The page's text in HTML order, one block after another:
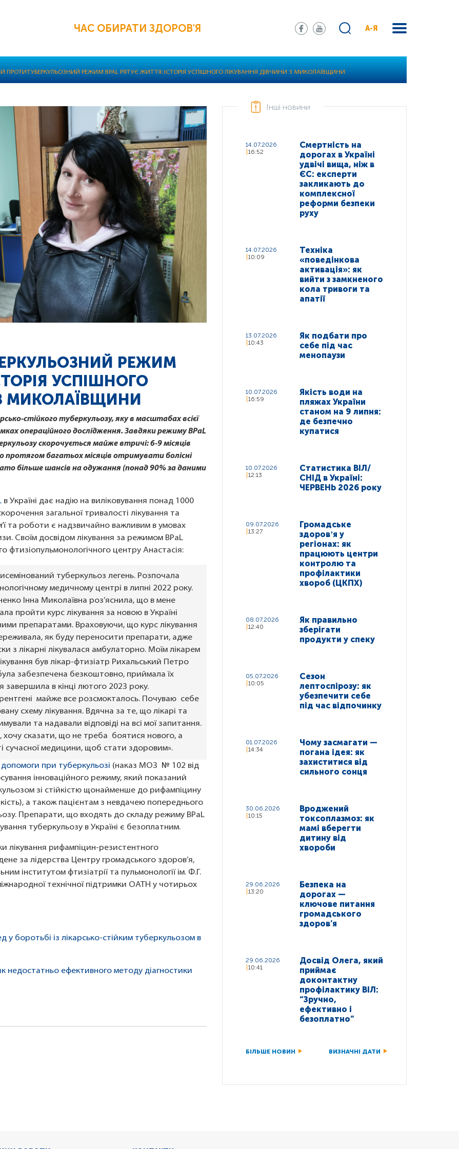
ЧАС ОБИРАТИ ЗДОРОВ'Я А-Я
ПРОТИТУБЕРКУЛЬОЗНИЙ РЕЖИМ BPAL РЯТУЄ ЖИТТЯ: ІСТОРІЯ УСПІШНОГО ЛІКУВАННЯ ДІВЧИНИ З МИКОЛАЇВЩИНИ
РЕЖИМ
УСПІШНОГО
МИКОЛАЇВЩИНИ
стійкого туберкульозу, яку в масштабах всієї
операційного дослідження. Завдяки режиму BPaL
скорочується майже втричі: 6-9 місяців
протягом багатьох місяців отримувати болісні
більше шансів на одужання (понад 90% за даними
в Україні дає надію на виліковування понад 1000
загальної тривалості лікування та
та роботи є надзвичайно важливим в умовах
Своїм досвідом лікування за режимом BPaL
фтизіопульмонологічного центру Анастасія:
туберкульоз легень. Розпочала
медичному центрі в липні 2022 року.
Інна Миколаївна роз’яснила, що в мене
пройти курс лікування за новою в Україні
препаратами. Враховуючи, що курс лікування
як буду переносити препарати, адже
з лікарні лікувалася амбулаторно. Моїм лікарем
був лікар-фтизіатр Рихальський Петро
забезпечена безкоштовно, приймала їх
завершила в кінці лютого 2023 року.
майже все розсмокталось. Почуваю себе
схему лікування. Вдячна за те, що лікарі та
та надавали відповіді на всі мої запитання.
хочу сказати, що не треба боятися нового, а
сучасної медицини, щоб стати здоровим».
при туберкульозі (наказ МОЗ № 102 від
інноваційного режиму, який показаний
зі стійкістю щонайменше до рифампіцину
а також пацієнтам з невдачею попереднього
Препарати, що входять до складу режиму BPaL
туберкульозу в Україні є безоплатним.
лікування рифампіцин-резистентного
за лідерства Центру громадського здоров’я,
інститутом фтизіатрії та пульмонології ім. Ф.Г.
технічної підтримки OATH у чотирьох
боротьбі із лікарсько-стійким туберкульозом в
недостатньо ефективного методу діагностики
Інші новини
14.07.2026
16:52
Смертність на
дорогах в Україні
удвічі вища, ніж в
ЄС: експерти
закликають до
комплексної
реформи безпеки
руху
14.07.2026
10:09
Техніка
«поведінкова
активація»: як
вийти з замкненого
кола тривоги та
апатії
13.07.2026
10:43
Як подбати про
себе під час
менопаузи
10.07.2026
16:59
Якість води на
пляжах України
станом на 9 липня:
де безпечно
купатися
10.07.2026
12:13
Статистика ВІЛ/
СНІД в Україні:
ЧЕРВЕНЬ 2026 року
09.07.2026
13:27
Громадське
здоровʼя у
регіонах: як
працюють центри
контролю та
профілактики
хвороб (ЦКПХ)
08.07.2026
12:40
Як правильно
зберігати
продукти у спеку
05.07.2026
10:05
Сезон
лептоспірозу: як
убезпечити себе
під час відпочинку
01.07.2026
14:34
Чому засмагати —
погана ідея: як
захиститися від
сильного сонця
30.06.2026
10:15
Вроджений
токсоплазмоз: як
мамі вберегти
дитину від
хвороби
29.06.2026
13:20
Безпека на
дорогах —
ключове питання
громадського
здоров’я
29.06.2026
10:41
Досвід Олега, який
приймає
доконтактну
профілактику ВІЛ:
“Зручно,
ефективно і
безоплатно”
БІЛЬШЕ НОВИН ВИЗНАЧНІ ДАТИ